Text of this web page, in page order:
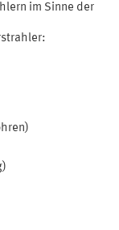
im Sinne der